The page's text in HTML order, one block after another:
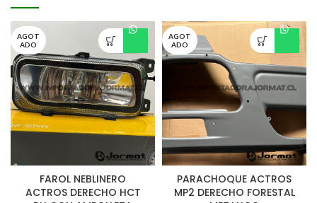
AGOT
ADO
FAROL NEBLINERO
ACTROS DERECHO HCT
AGOT
ADO
PARACHOQUE ACTROS
MP2 DERECHO FORESTAL